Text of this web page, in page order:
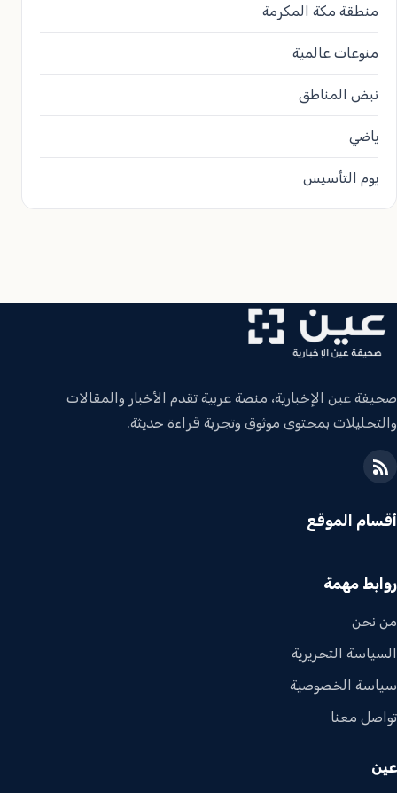
منطقة مكة المكرمة
منوعات عالمية
نبض المناطق
ياضي
يوم التأسيس
صحيفة عين الإخبارية، منصة عربية تقدم الأخبار والمقالات
والتحليلات بمحتوى موثوق وتجربة قراءة حديثة.
أقسام الموقع
روابط مهمة
من نحن
السياسة التحريرية
سياسة الخصوصية
تواصل معنا
عين